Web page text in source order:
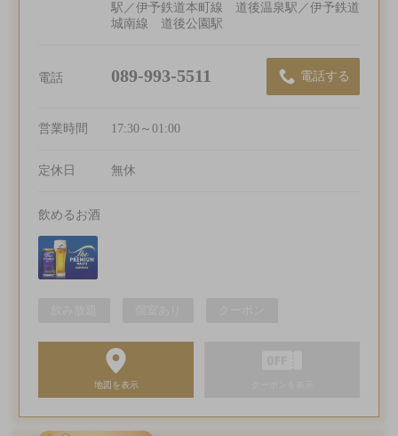
駅／伊予鉄道本町線 道後温泉駅／伊予鉄道
城南線 道後公園駅
電話 089-993-5511 電話する
営業時間 17:30～01:00
定休日 無休
飲めるお酒
地図を表示